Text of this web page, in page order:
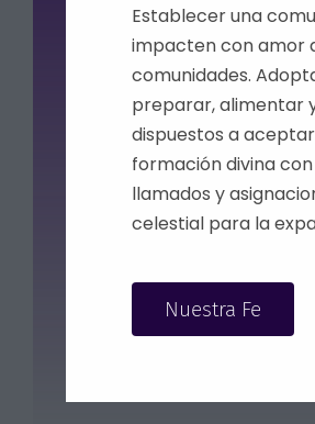
Establecer una
impacten con amor
comunidades.
preparar, alimentar
dispuestos a
formación divina
llamados y
celestial para la
Nuestra Fe